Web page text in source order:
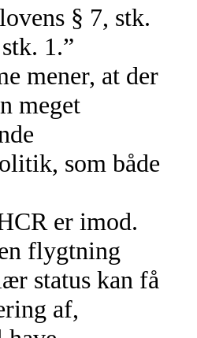
§ 7, stk.
1.”
mener, at der
meget
som både
er imod.
flygtning
status kan få
af,